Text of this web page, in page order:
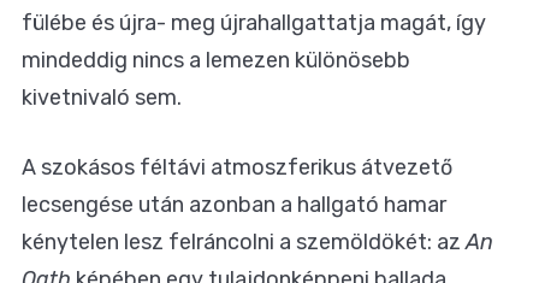
fülébe és újra- meg újrahallgattatja magát, így
mindeddig nincs a lemezen különösebb
kivetnivaló sem.
A szokásos féltávi atmoszferikus átvezető
lecsengése után azonban a hallgató hamar
kénytelen lesz felráncolni a szemöldökét: azAn